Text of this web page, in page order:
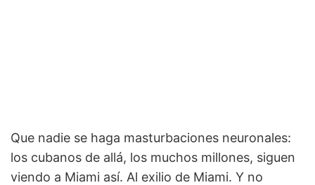
Que nadie se haga masturbaciones neuronales:
los cubanos de allá, los muchos millones, siguen
viendo a Miami así. Al exilio de Miami. Y no